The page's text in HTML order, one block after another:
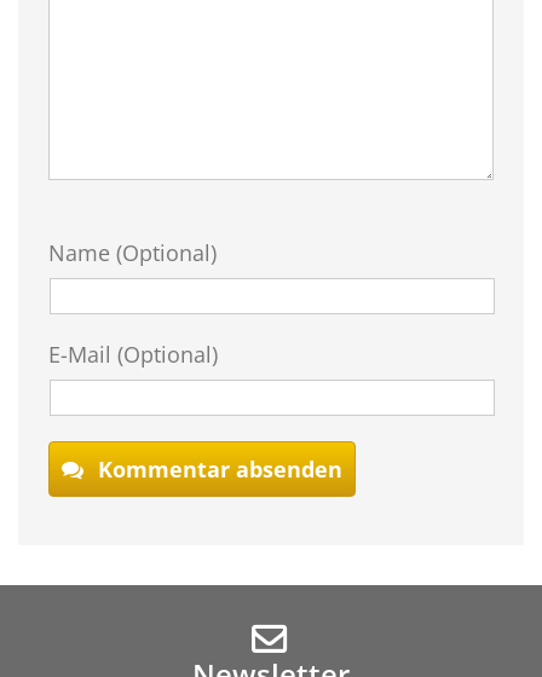
Name (Optional)
E-Mail (Optional)
Kommentar absenden